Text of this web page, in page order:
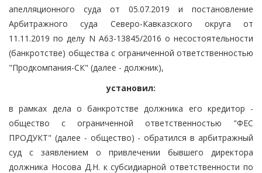
апелляционного суда от 05.07.2019 и постановление
Арбитражного суда Северо-Кавказского округа от
11.11.2019 по делу N А63-13845/2016 о несостоятельности
(банкротстве) общества с ограниченной ответственностью
"Продкомпания-СК" (далее - должник),
установил:
в рамках дела о банкротстве должника его кредитор -
общество с ограниченной ответственностью "ФЕС
ПРОДУКТ" (далее - общество) - обратился в арбитражный
суд с заявлением о привлечении бывшего директора
должника Носова Д.Н. к субсидиарной ответственности по